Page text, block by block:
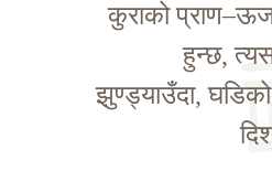
कुराको
हुन्छ,
झुण्ड्याउँदा,